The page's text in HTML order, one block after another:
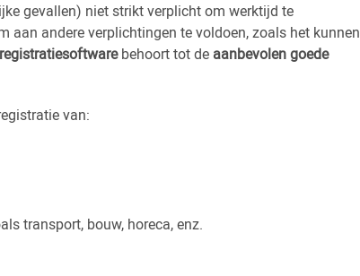
gevallen) niet strikt verplicht om werktijd te
aan andere verplichtingen te voldoen, zoals het kunnen
behoort tot de aanbevolen goede
van:
transport, bouw, horeca, enz.